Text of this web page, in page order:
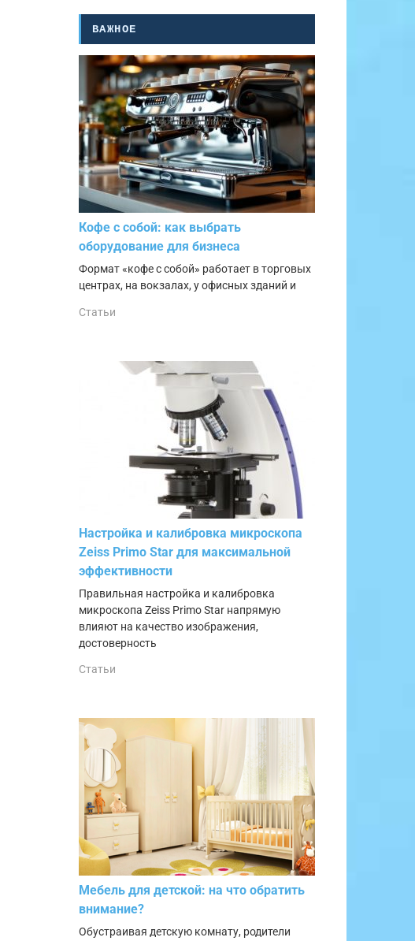
ВАЖНОЕ
Кофе с собой: как выбрать
оборудование для бизнеса
Формат «кофе с собой» работает в торговых
центрах, на вокзалах, у офисных зданий и
Статьи
Настройка и калибровка микроскопа
Zeiss Primo Star для максимальной
эффективности
Правильная настройка и калибровка
микроскопа Zeiss Primo Star напрямую
влияют на качество изображения,
достоверность
Статьи
Мебель для детской: на что обратить
внимание?
Обустраивая детскую комнату, родители